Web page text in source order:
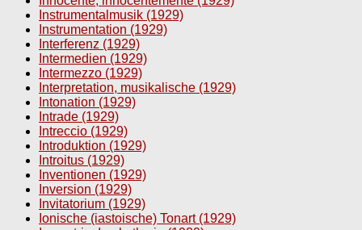
Instrumentalmusik (1929)
Instrumentation (1929)
Interferenz (1929)
Intermedien (1929)
Intermezzo (1929)
Interpretation, musikalische (1929)
Intonation (1929)
Intrade (1929)
Intreccio (1929)
Introduktion (1929)
Introitus (1929)
Inventionen (1929)
Inversion (1929)
Invitatorium (1929)
Ionische (iastoische) Tonart (1929)